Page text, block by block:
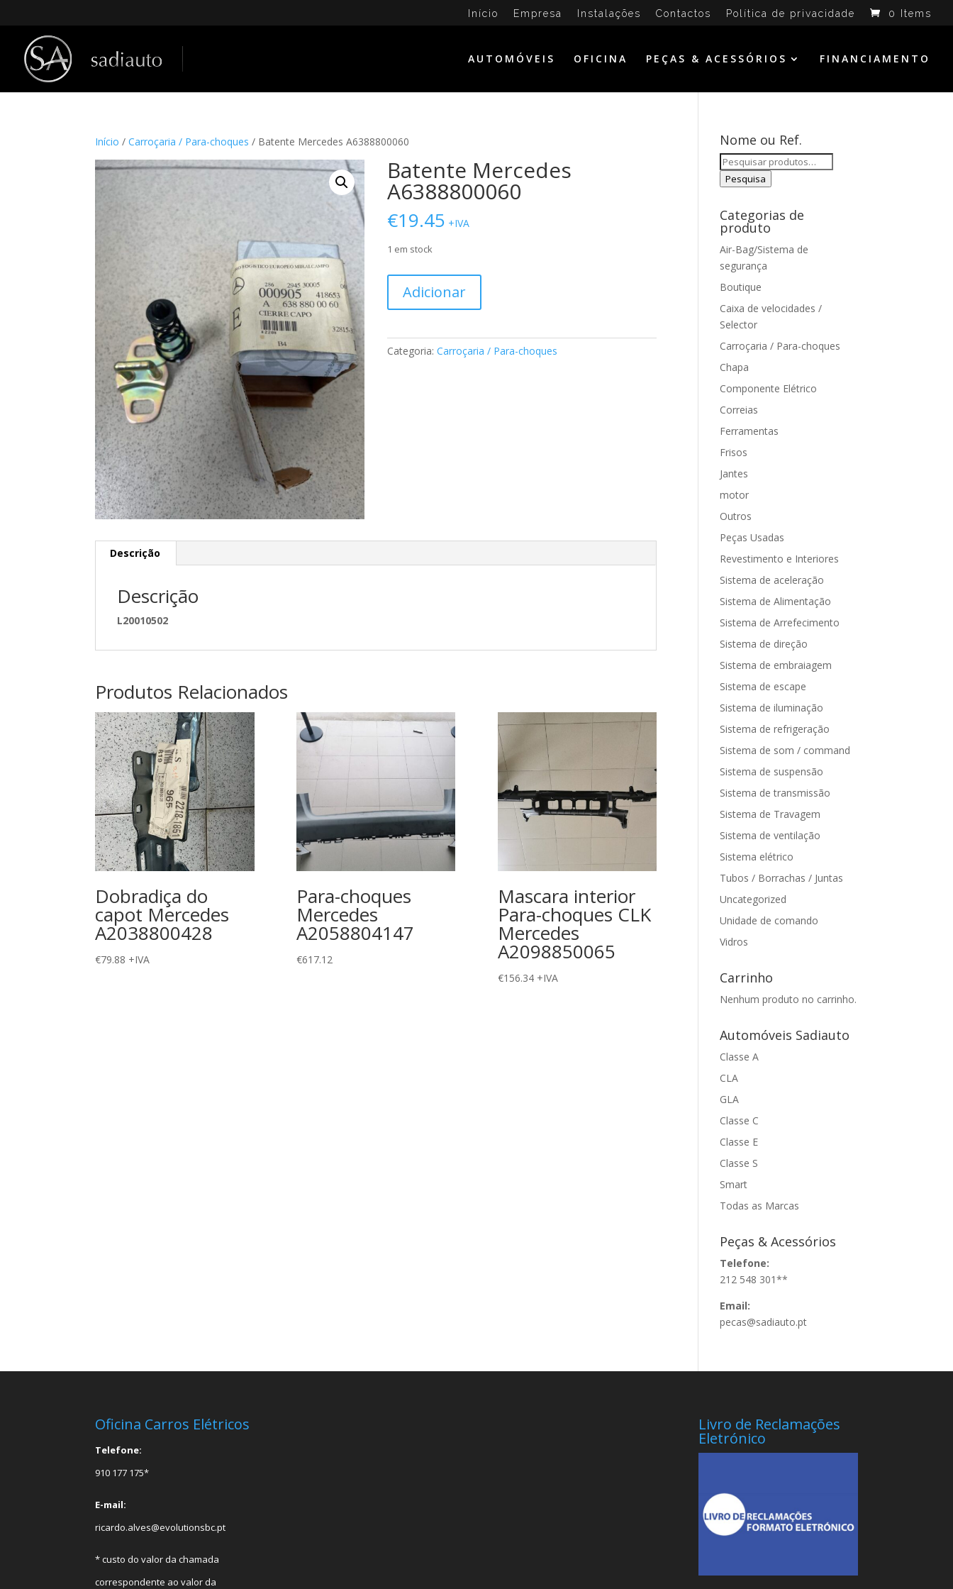
Início Empresa Instalações Contactos Política de privacidade 0 Items
AUTOMÓVEIS OFICINA PEÇAS & ACESSÓRIOS FINANCIAMENTO
Início /Carroçaria / Para-choques / Batente Mercedes A6388800060
Batente Mercedes
A6388800060
€19.45 +IVA
1 em stock
Batente
A6388800060
Adicionar
Categoria:Carroçaria / Para-choques
Descrição
Descrição
L20010502
Produtos Relacionados
Dobradiça do
capot Mercedes
A2038800428
€79.88 +IVA
Para-choques
Mercedes
A2058804147
€617.12
Mascara interior
Para-choques CLK
Mercedes
A2098850065
€156.34 +IVA
Nome ou Ref.
Pesquisar
por:
Pesquisa
Categorias de
produto
Air-Bag/Sistema de
segurança
Boutique
Caixa de velocidades /
Selector
Carroçaria / Para-choques
Chapa
Componente Elétrico
Correias
Ferramentas
Frisos
Jantes
motor
Outros
Peças Usadas
Revestimento e Interiores
Sistema de aceleração
Sistema de Alimentação
Sistema de Arrefecimento
Sistema de direção
Sistema de embraiagem
Sistema de escape
Sistema de iluminação
Sistema de refrigeração
Sistema de som / command
Sistema de suspensão
Sistema de transmissão
Sistema de Travagem
Sistema de ventilação
Sistema elétrico
Tubos / Borrachas / Juntas
Uncategorized
Unidade de comando
Vidros
Carrinho
Nenhum produto no carrinho.
Automóveis Sadiauto
Classe A
CLA
GLA
Classe C
Classe E
Classe S
Smart
Todas as Marcas
Peças & Acessórios
Telefone:
212 548 301**
Email:
pecas@sadiauto.pt
Oficina Carros Elétricos
Telefone:
910 177 175*
E-mail:
ricardo.alves@evolutionsbc.pt
* custo do valor da chamada
correspondente ao valor da
Livro de Reclamações
Eletrónico